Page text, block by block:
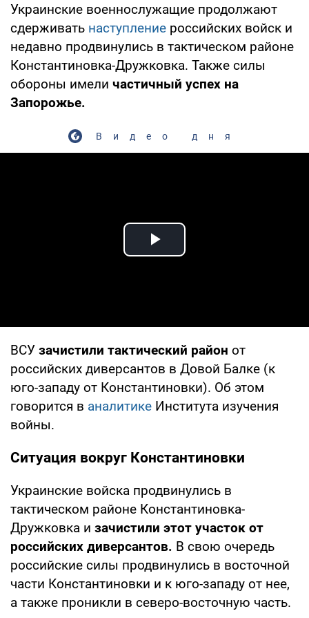
Украинские военнослужащие продолжают
сдерживать наступление российских войск и
недавно продвинулись в тактическом районе
Константиновка-Дружковка. Также силы
обороны имели частичный успех на
Запорожье.
Видео дня
Play Video
ВСУ зачистили тактический район от
российских диверсантов в Довой Балке (к
юго-западу от Константиновки). Об этом
говорится в аналитике Института изучения
войны.
Ситуация вокруг Константиновки
Украинские войска продвинулись в
тактическом районе Константиновка-
Дружковка и зачистили этот участок от
российских диверсантов. В свою очередь
российские силы продвинулись в восточной
части Константиновки и к юго-западу от нее,
а также проникли в северо-восточную часть.